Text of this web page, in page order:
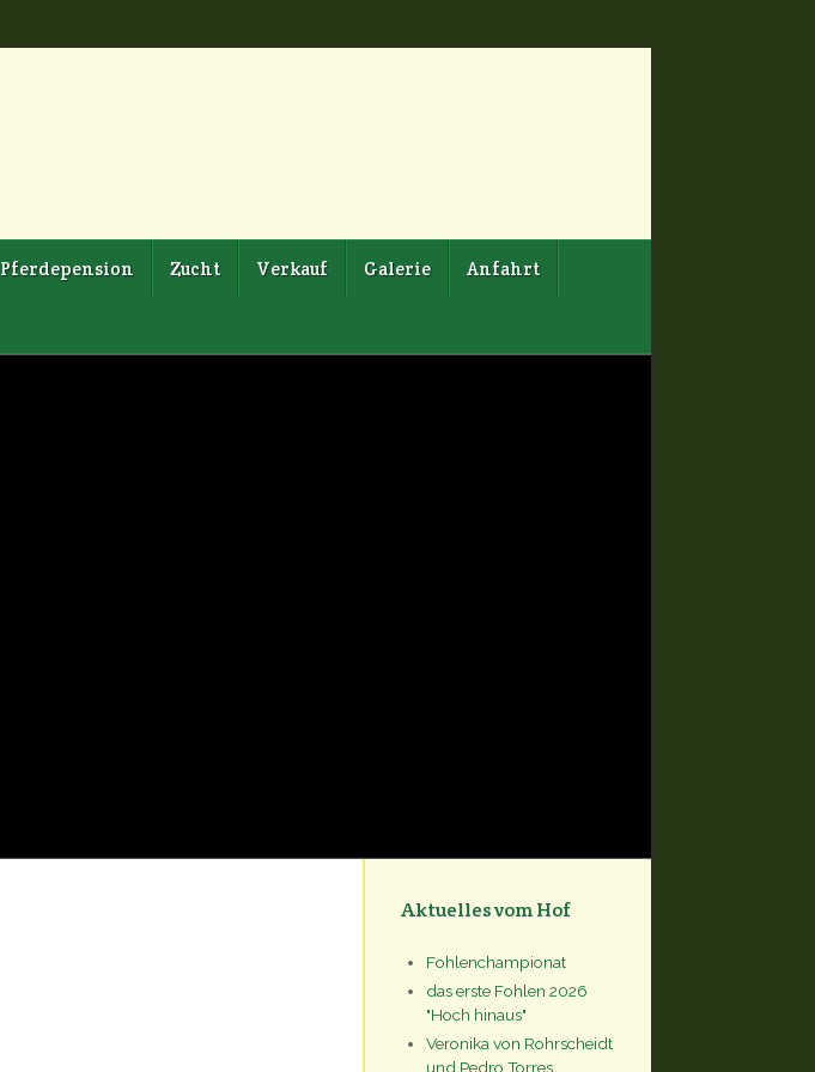
Pferdepension Zucht Verkauf Galerie Anfahrt
Aktuelles vom Hof
Fohlenchampionat
das erste Fohlen 2026
"Hoch hinaus"
Veronika von Rohrscheidt
und Pedro Torres